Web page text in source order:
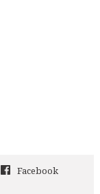
Facebook